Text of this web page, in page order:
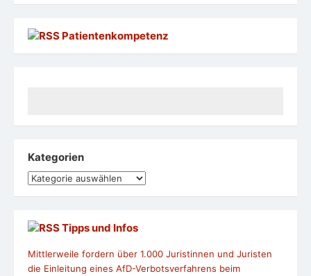
Patientenkompetenz
Kategorien
Kategorien
Tipps und Infos
Mittlerweile fordern über 1.000 Juristinnen und Juristen
die Einleitung eines AfD-Verbotsverfahrens beim